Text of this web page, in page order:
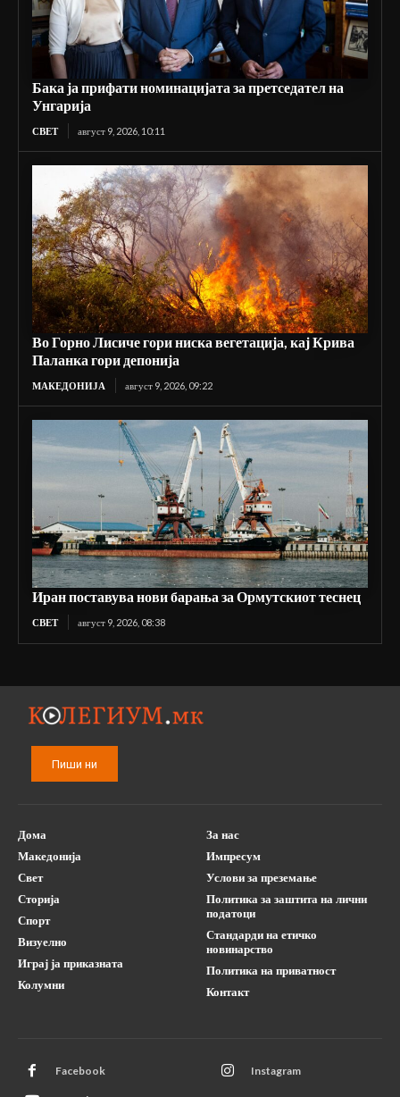
Бака ја прифати номинацијата за претседател на
Унгарија
СВЕТ август 9, 2026, 10:11
Во Горно Лисиче гори ниска вегетација, кај Крива
Паланка гори депонија
МАКЕДОНИЈА август 9, 2026, 09:22
Иран поставува нови барања за Ормутскиот теснец
СВЕТ август 9, 2026, 08:38
Пиши ни
Дома
Македонија
Свет
Сторија
Спорт
Визуелно
Играј ја приказната
Колумни
За нас
Импресум
Услови за преземање
Политика за заштита на лични
податоци
Стандарди на етичко
новинарство
Политика на приватност
Контакт
Facebook Instagram